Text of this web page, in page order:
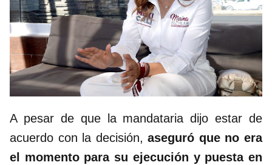
A pesar de que la mandataria dijo estar de
acuerdo con la decisión,aseguró que no era
el momento para su ejecución y puesta en